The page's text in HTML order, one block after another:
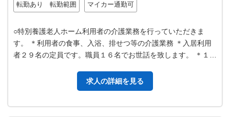
転勤あり 転勤範囲 マイカー通勤可
○特別養護老人ホーム利用者の介護業務を行っていただきま
す。 ＊利用者の食事、入浴、排せつ等の介護業務 ＊入居利用
者２９名の定員です。職員１６名でお世話を致します。 ＊１ユ
求人の詳細を見る